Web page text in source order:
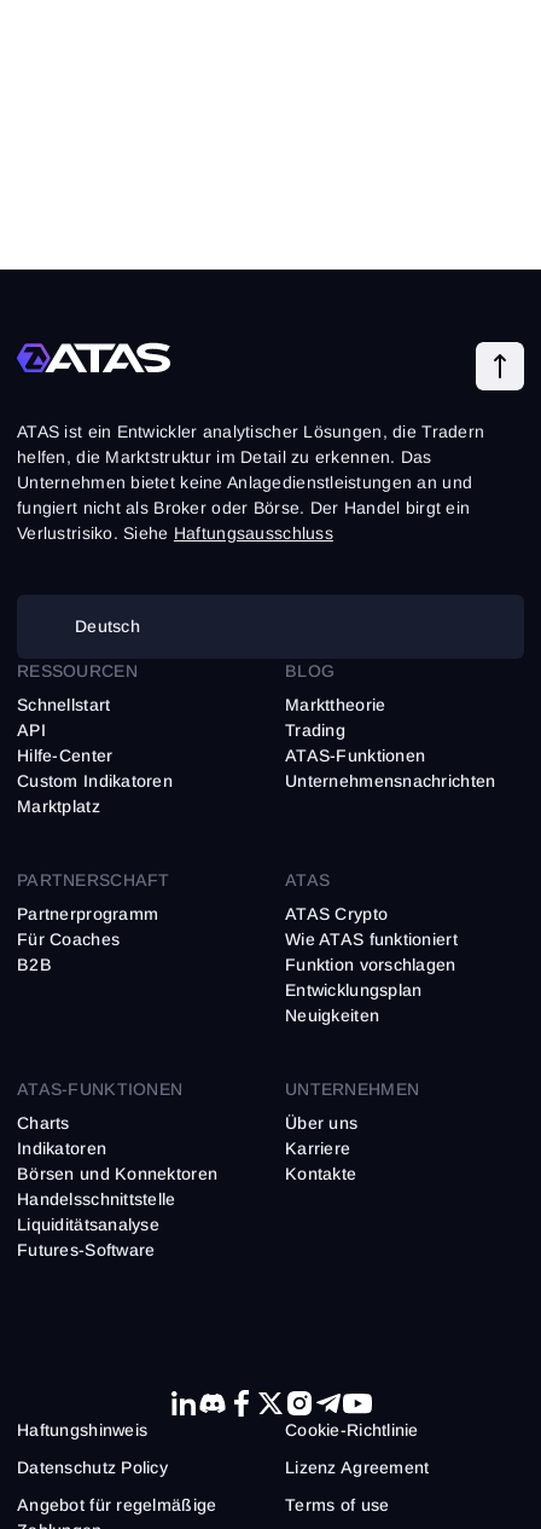
ATAS ist ein Entwickler analytischer Lösungen, die Tradern
helfen, die Marktstruktur im Detail zu erkennen. Das
Unternehmen bietet keine Anlagedienstleistungen an und
fungiert nicht als Broker oder Börse. Der Handel birgt ein
Verlustrisiko. Siehe Haftungsausschluss
Deutsch
ATAS-FUNKTIONEN
Charts
Indikatoren
Börsen und Konnektoren
Handelsschnittstelle
Liquiditätsanalyse
Futures-Software
RESSOURCEN
Schnellstart
API
Hilfe-Center
Custom Indikatoren
Marktplatz
BLOG
Markttheorie
Trading
ATAS-Funktionen
Unternehmensnachrichten
PARTNERSCHAFT
Partnerprogramm
Für Coaches
B2B
ATAS
ATAS Crypto
Wie ATAS funktioniert
Funktion vorschlagen
Entwicklungsplan
Neuigkeiten
UNTERNEHMEN
Über uns
Karriere
Kontakte
Haftungs­hinweis
Cookie-Richtlinie
Datenschutz Policy
Lizenz Agreement
Angebot für regelmäßige
Terms of use